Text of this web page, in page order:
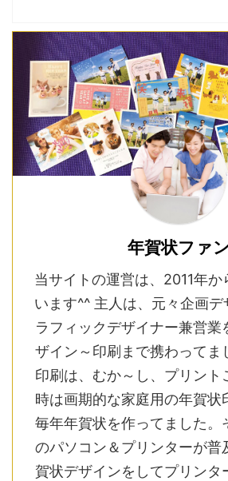
年賀状ファン
当サイトの運営は、2011年か
います^^ 主人は、元々企画
ラフィックデザイナー兼営業
ザイン～印刷まで携わってま
印刷は、むか～し、プリント
時は画期的な家庭用の年賀状
毎年年賀状を作ってました。
のパソコン＆プリンターが普
賀状デザインをしてプリンタ